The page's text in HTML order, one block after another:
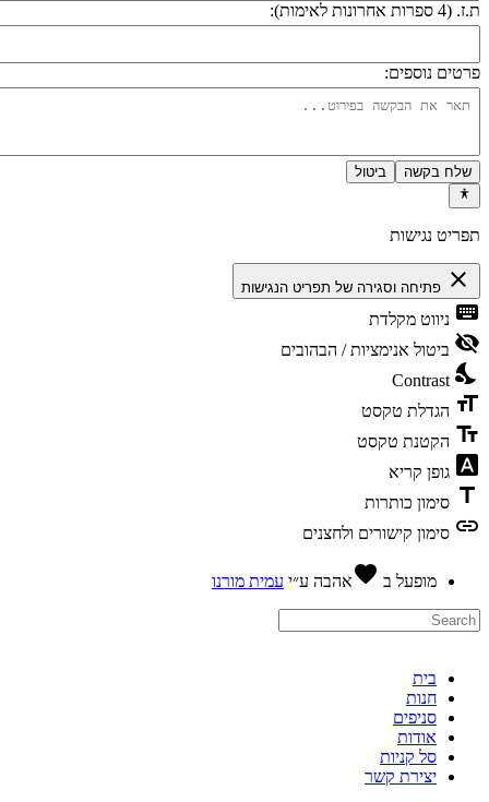
אחרונות לאימות):
נוספים:
שלח בקשה ביטול
נגישות
close פתיחה וסגירה של תפריט הנגישות
ניווט מקלדת
ביטול אנימציות / הבהובים
Contrast
הגדלת טקסט
הקטנת טקסט
גופן קריא
סימון כותרות
סימון קישורים ולחצנים
מופעל ב favoriteאהבהע״יעמית מורנו
בית
חנות
סניפים
אודות
סל קניות
יצירת קשר